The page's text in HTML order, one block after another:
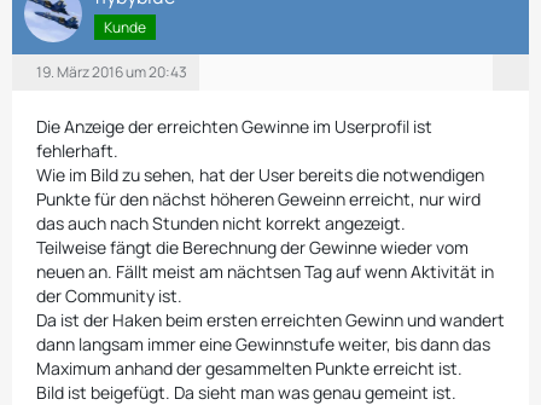
Kunde
19. März 2016 um 20:43
Die Anzeige der erreichten Gewinne im Userprofil ist
fehlerhaft.
Wie im Bild zu sehen, hat der User bereits die notwendigen
Punkte für den nächst höheren Geweinn erreicht, nur wird
das auch nach Stunden nicht korrekt angezeigt.
Teilweise fängt die Berechnung der Gewinne wieder vom
neuen an. Fällt meist am nächtsen Tag auf wenn Aktivität in
der Community ist.
Da ist der Haken beim ersten erreichten Gewinn und wandert
dann langsam immer eine Gewinnstufe weiter, bis dann das
Maximum anhand der gesammelten Punkte erreicht ist.
Bild ist beigefügt. Da sieht man was genau gemeint ist.